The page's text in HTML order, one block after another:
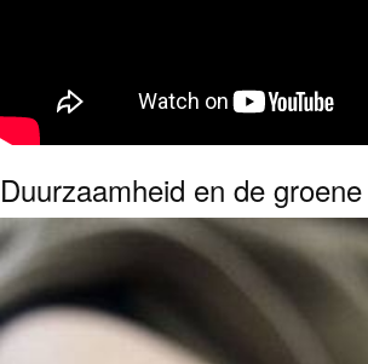
Duurzaamheid en de